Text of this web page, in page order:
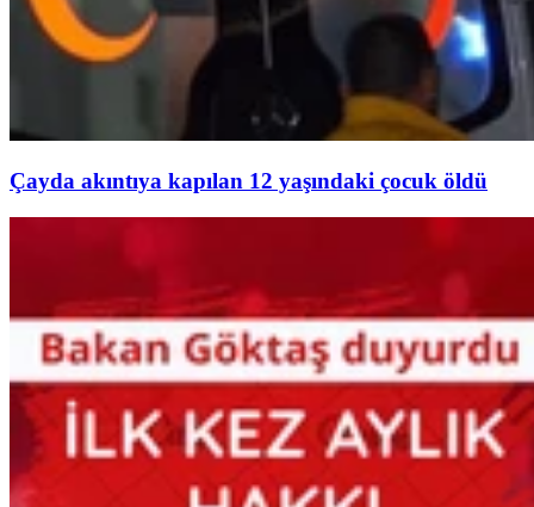
Çayda akıntıya kapılan 12 yaşındaki çocuk öldü